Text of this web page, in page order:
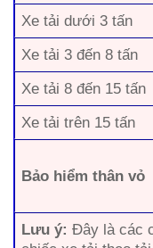
Xe tải dưới 3 tấn
Xe tải 3 đến 8 tấn
Xe tải 8 đến 15 tấn
Xe tải trên 15 tấn
Bảo hiểm thân vỏ
Lưu ý:Đây là các